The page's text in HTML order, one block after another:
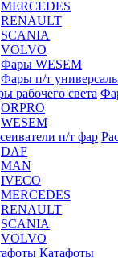
MERCEDES
RENAULT
SCANIA
VOLVO
Фары WESEM
Фары п/т
ORPRO
WESEM
DAF
MAN
IVECO
MERCEDES
RENAULT
SCANIA
VOLVO
Катафоты